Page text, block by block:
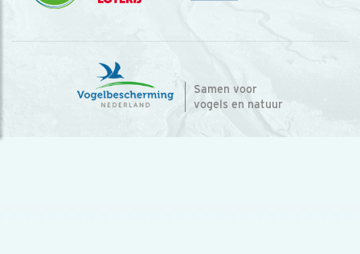
Samen voor
vogels en natuur